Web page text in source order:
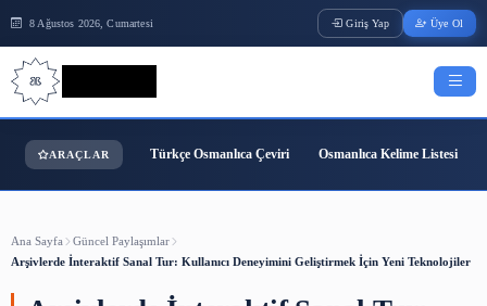
8 Ağustos 2026, Cumartesi Giriş Yap
Bilgi Bilimi